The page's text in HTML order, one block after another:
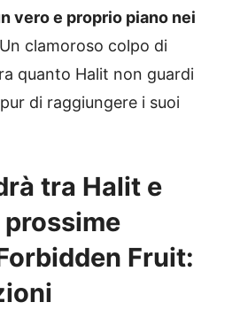
vero e proprio piano nei
Un clamoroso colpo di
quanto Halit non guardi
di raggiungere i suoi
tra Halit e
Fruit: